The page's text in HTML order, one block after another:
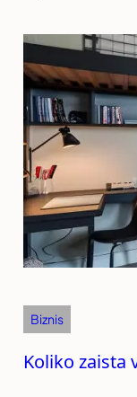
Biznis
Koliko zaista